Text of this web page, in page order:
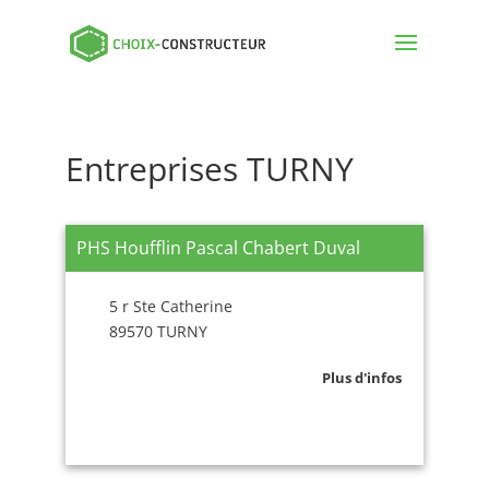
Entreprises TURNY
PHS Houfflin Pascal Chabert Duval
5 r Ste Catherine
89570 TURNY
Plus d'infos